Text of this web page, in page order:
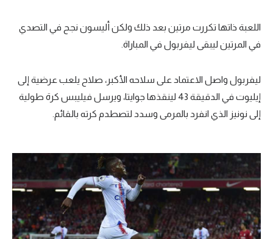
اللعبة ذاتها تكررت مرتين بعد ذلك ولكن أليسون نجح في التصدي
في المرتين ليبقى ليفربول في المباراة.
ليفربول واصل الاعتماد على سلاحه الأكبر، صلاح يلعب عرضية إلى
إيليوت في الدقيقة 43 لينقذها جوايتا، ويرسل فيليبس كرة طولية
إلى نونيز الذي انفرد بالمرمى وسدد لتصطدم كرته بالقائم.